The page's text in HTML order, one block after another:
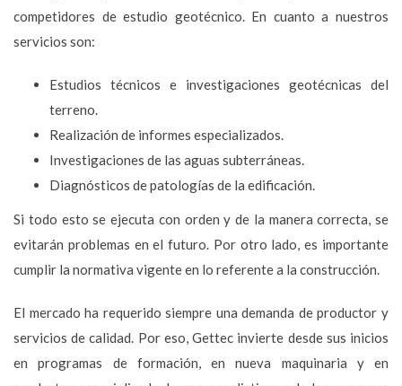
competidores de estudio geotécnico. En cuanto a nuestros
servicios son:
Estudios técnicos e investigaciones geotécnicas del
terreno.
Realización de informes especializados.
Investigaciones de las aguas subterráneas.
Diagnósticos de patologías de la edificación.
Si todo esto se ejecuta con orden y de la manera correcta, se
evitarán problemas en el futuro. Por otro lado, es importante
cumplir la normativa vigente en lo referente a la construcción.
El mercado ha requerido siempre una demanda de productor y
servicios de calidad. Por eso, Gettec invierte desde sus inicios
en programas de formación, en nueva maquinaria y en